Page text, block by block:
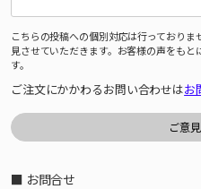
こちらの投稿への個別対応は行っており
見させていただきます。お客様の声をもと
す。
ご注文にかかわるお問い合わせはお
■ お問合せ